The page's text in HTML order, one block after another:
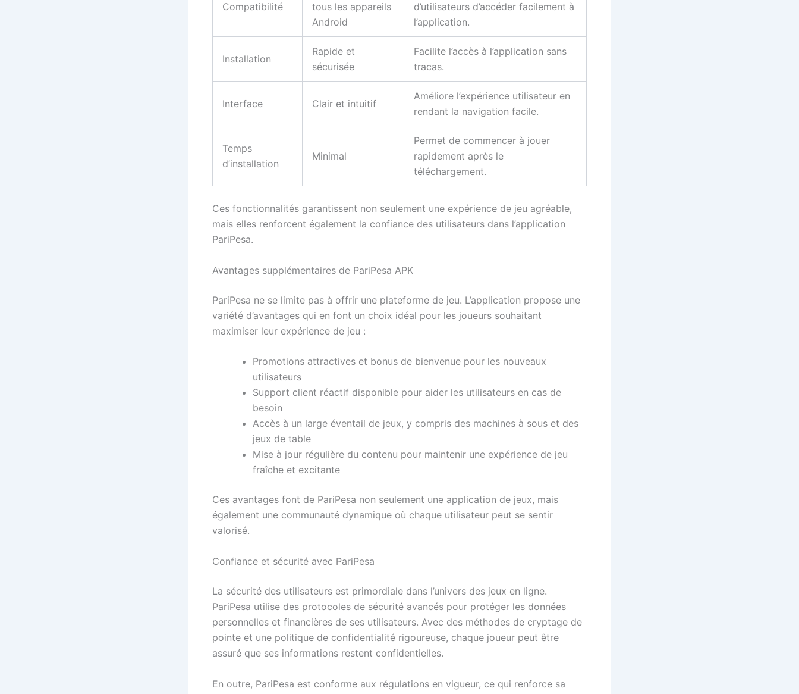
Compatibilité
tous les appareils
Android
d’utilisateurs d’accéder facilement à
l’application.
Installation
Rapide et
sécurisée
Facilite l’accès à l’application sans
tracas.
Interface Clair et intuitif
Améliore l’expérience utilisateur en
rendant la navigation facile.
Temps
d’installation
Minimal
Permet de commencer à jouer
rapidement après le
téléchargement.
Ces fonctionnalités garantissent non seulement une expérience de jeu agréable,
mais elles renforcent également la confiance des utilisateurs dans l’application
PariPesa.
Avantages supplémentaires de PariPesa APK
PariPesa ne se limite pas à offrir une plateforme de jeu. L’application propose une
variété d’avantages qui en font un choix idéal pour les joueurs souhaitant
maximiser leur expérience de jeu :
Promotions attractives et bonus de bienvenue pour les nouveaux
utilisateurs
Support client réactif disponible pour aider les utilisateurs en cas de
besoin
Accès à un large éventail de jeux, y compris des machines à sous et des
jeux de table
Mise à jour régulière du contenu pour maintenir une expérience de jeu
fraîche et excitante
Ces avantages font de PariPesa non seulement une application de jeux, mais
également une communauté dynamique où chaque utilisateur peut se sentir
valorisé.
Confiance et sécurité avec PariPesa
La sécurité des utilisateurs est primordiale dans l’univers des jeux en ligne.
PariPesa utilise des protocoles de sécurité avancés pour protéger les données
personnelles et financières de ses utilisateurs. Avec des méthodes de cryptage de
pointe et une politique de confidentialité rigoureuse, chaque joueur peut être
assuré que ses informations restent confidentielles.
En outre, PariPesa est conforme aux régulations en vigueur, ce qui renforce sa